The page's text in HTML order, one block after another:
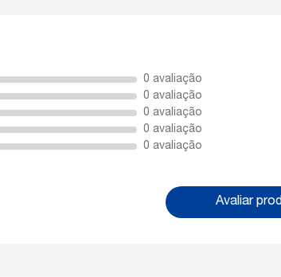
0 avaliação
0 avaliação
0 avaliação
0 avaliação
0 avaliação
Avaliar